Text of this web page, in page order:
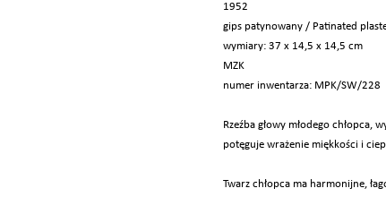
1952
gips patynowany / Patinated
wymiary: 37 x 14,5 x 14,5 cm
MZK
numer inwentarza: MPK/SW/228
Rzeźba głowy młodego
potęguje wrażenie miękkości i
Twarz chłopca ma harmonijne,